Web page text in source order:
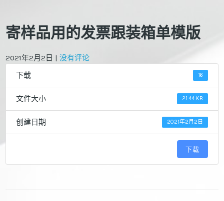
寄样品用的发票跟装箱单模版
2021年2月2日 |没有评论
下载
16
文件大小 21.44 KB
创建日期 2021年2月2日
下载